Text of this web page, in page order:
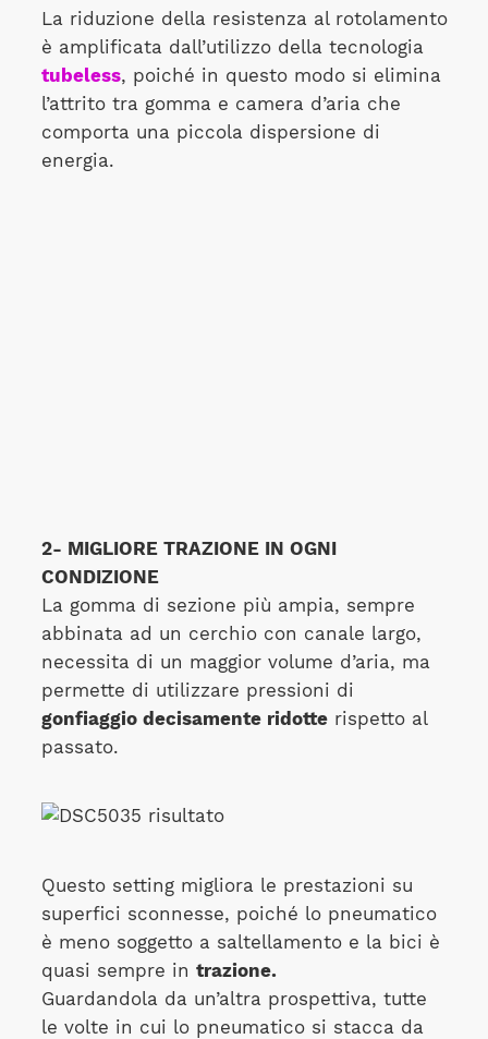
La riduzione della resistenza al rotolamento
è amplificata dall’utilizzo della tecnologia
tubeless, poiché in questo modo si elimina
l’attrito tra gomma e camera d’aria che
comporta una piccola dispersione di
energia.
2- MIGLIORE TRAZIONE IN OGNI
CONDIZIONE
La gomma di sezione più ampia, sempre
abbinata ad un cerchio con canale largo,
necessita di un maggior volume d’aria, ma
permette di utilizzare pressioni di
gonfiaggio decisamente ridotterispetto al
passato.
Questo setting migliora le prestazioni su
superfici sconnesse, poiché lo pneumatico
è meno soggetto a saltellamento e la bici è
quasi sempre in trazione.
Guardandola da un’altra prospettiva, tutte
le volte in cui lo pneumatico si stacca da